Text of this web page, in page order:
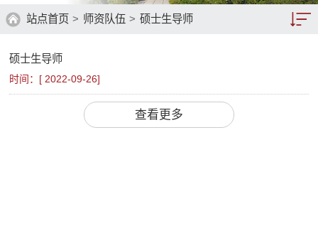
站点首页 > 师资队伍 > 硕士生导师
硕士生导师
硕士生导师
时间：[ 2022-09-26]
查看更多